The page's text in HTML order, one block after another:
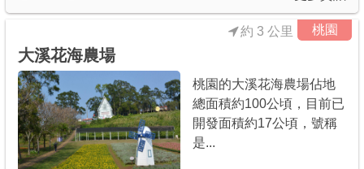
桃園
約 3 公里
大溪花海農場
桃園的大溪花海農場佔地
總面積約100公頃，目前已
開發面積約17公頃，號稱
是...